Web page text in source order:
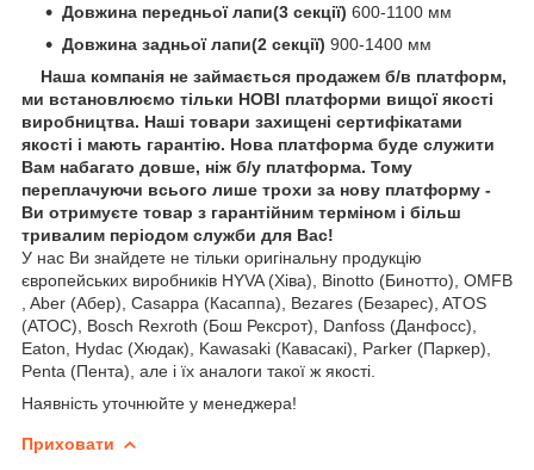
Довжина передньої лапи(3 секції) 600-1100 мм
Довжина задньої лапи(2 секції) 900-1400 мм
Наша компанія не займається продажем б/в платформ,
ми встановлюємо тільки НОВІ платформи вищої якості
виробництва. Наші товари захищені сертифікатами
якості і мають гарантію. Нова платформа буде служити
Вам набагато довше, ніж б/у платформа. Тому
переплачуючи всього лише трохи за нову платформу -
Ви отримуєте товар з гарантійним терміном і більш
тривалим періодом служби для Вас!
У нас Ви знайдете не тільки оригінальну продукцію
європейських виробників HYVA (Хіва), Binotto (Бинотто), OMFB
, Aber (Абер), Casappa (Касаппа), Bezares (Безарес), ATOS
(АТОС), Bosch Rexroth (Бош Рексрот), Danfoss (Данфосс),
Eaton, Hydac (Хюдак), Kawasaki (Кавасакі), Parker (Паркер),
Penta (Пента), але і їх аналоги такої ж якості.
Наявність уточнюйте у менеджера!
Приховати